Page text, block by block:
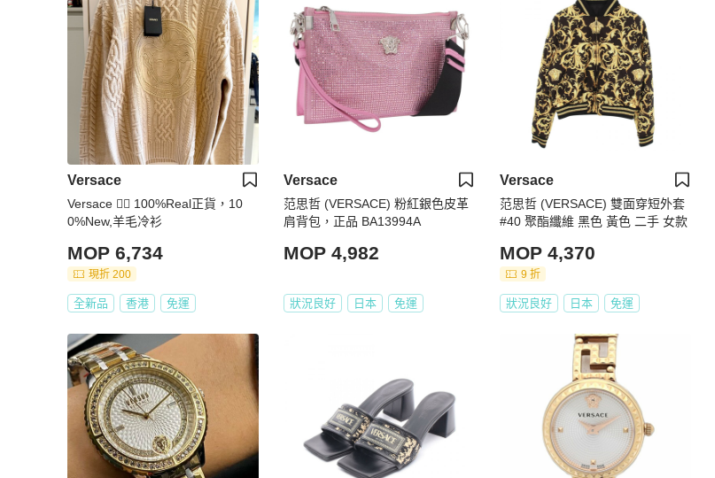
Versace
Versace 👍🏻 100%Real正貨，10
0%New,羊毛冷衫
MOP 6,734
現折 200
全新品 香港 免運
Versace
范思哲 (VERSACE) 粉紅銀色皮革
肩背包，正品 BA13994A
MOP 4,982
狀況良好 日本 免運
Versace
范思哲 (VERSACE) 雙面穿短外套
#40 聚酯纖維 黑色 黃色 二手 女款
MOP 4,370
9 折
狀況良好 日本 免運